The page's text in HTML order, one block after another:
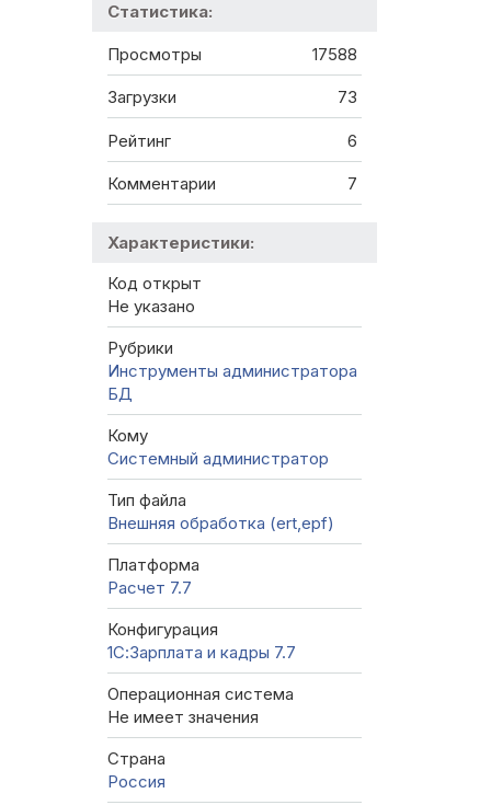
Статистика:
Просмотры 17588
Загрузки 73
Рейтинг 6
Комментарии 7
Характеристики:
Код открыт
Не указано
Рубрики
Инструменты администратора
БД
Кому
Системный администратор
Тип файла
Внешняя обработка (ert,epf)
Платформа
Расчет 7.7
Конфигурация
1С:Зарплата и кадры 7.7
Операционная система
Не имеет значения
Страна
Россия